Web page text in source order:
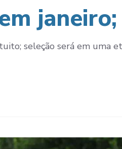
seleção será em uma